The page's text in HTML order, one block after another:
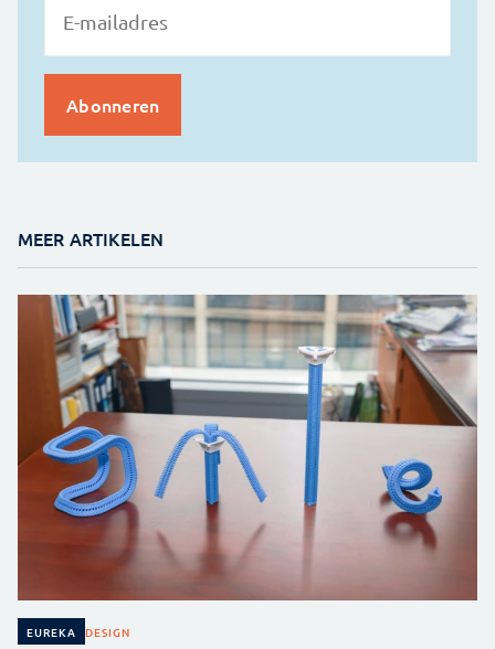
MEER ARTIKELEN
EUREKA DESIGN